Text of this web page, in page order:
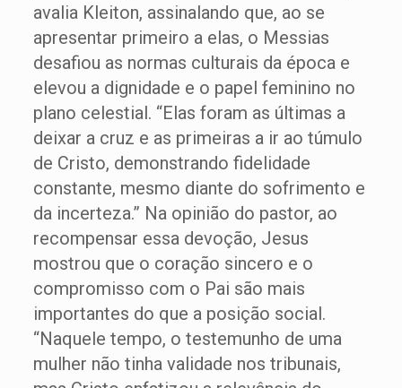
avalia Kleiton, assinalando que, ao se
apresentar primeiro a elas, o Messias
desafiou as normas culturais da época e
elevou a dignidade e o papel feminino no
plano celestial. “Elas foram as últimas a
deixar a cruz e as primeiras a ir ao túmulo
de Cristo, demonstrando fidelidade
constante, mesmo diante do sofrimento e
da incerteza.” Na opinião do pastor, ao
recompensar essa devoção, Jesus
mostrou que o coração sincero e o
compromisso com o Pai são mais
importantes do que a posição social.
“Naquele tempo, o testemunho de uma
mulher não tinha validade nos tribunais,